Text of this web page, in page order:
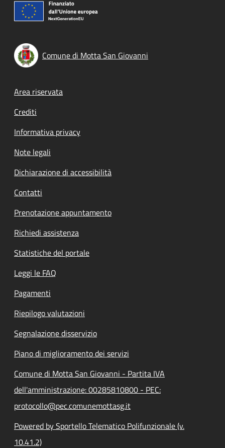
Comune di Motta San Giovanni
Footer menu
Area riservata
Crediti
Informativa privacy
Note legali
Dichiarazione di accessibilità
Contatti
Prenotazione appuntamento
Richiedi assistenza
Statistiche del portale
Leggi le FAQ
Pagamenti
Riepilogo valutazioni
Segnalazione disservizio
Piano di miglioramento dei servizi
Comune di Motta San Giovanni - Partita IVA
dell'amministrazione: 00285810800 - PEC:
protocollo@pec.comunemottasg.it
Powered by Sportello Telematico Polifunzionale (v.
10.41.2)